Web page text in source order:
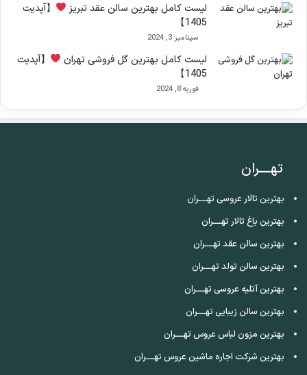
لیست کامل بهترین سالن عقد تبریز
【آپدیت
1405】
سپتامبر 3, 2024
لیست کامل بهترین گل فروشی تهران
【آپدیت
1405】
فوریه 8, 2024
تهــــران
بهترین تالار عروسی تهــــران
بهترین باغ تالار تهــــران
بهترین سالن عقد تهــــران
بهترین سالن تولد تهــــران
بهترین آتلیه عروسی تهــــران
بهترین سالن زیبایی تهــــران
بهترین مزون لباس عروس تهــــران
بهترین شرکت اجاره ماشین عروس تهــــران